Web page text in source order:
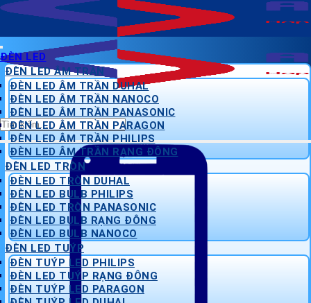
Tìm
kiếm:
ĐÈN LED
ĐÈN LED ÂM TRẦN
ĐÈN LED ÂM TRẦN DUHAL
ĐÈN LED ÂM TRẦN NANOCO
ĐÈN LED ÂM TRẦN PANASONIC
ĐÈN LED ÂM TRẦN PARAGON
ĐÈN LED ÂM TRẦN PHILIPS
ĐÈN LED ÂM TRẦN RẠNG ĐÔNG
ĐÈN LED TRÒN
ĐÈN LED TRÒN DUHAL
ĐÈN LED BULB PHILIPS
ĐÈN LED TRÒN PANASONIC
ĐÈN LED BULB RẠNG ĐÔNG
ĐÈN LED BULB NANOCO
ĐÈN LED TUÝP
ĐÈN TUÝP LED PHILIPS
ĐÈN LED TUÝP RẠNG ĐÔNG
ĐÈN TUÝP LED PARAGON